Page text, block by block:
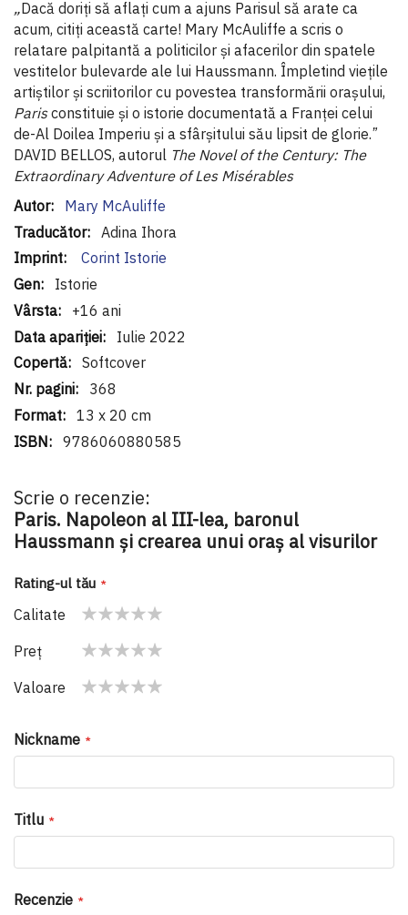
„Dacă doriți să aflați cum a ajuns Parisul să arate ca
acum, citiți această carte! Mary McAuliffe a scris o
relatare palpitantă a politicilor și afacerilor din spatele
vestitelor bulevarde ale lui Haussmann. Împletind viețile
artiștilor și scriitorilor cu povestea transformării orașului,
Parisconstituie și o istorie documentată a Franței celui
de-Al Doilea Imperiu și a sfârșitului său lipsit de glorie.ˮ
DAVID BELLOS, autorul The Novel of the Century: The
Extraordinary Adventure of Les Misérables
Informaţii
suplimentare
Mary McAuliffe
Adina Ihora
Corint Istorie
Istorie
+16 ani
Iulie 2022
Softcover
368
13 x 20 cm
9786060880585
Scrie o recenzie:
Paris. Napoleon al III-lea, baronul
Haussmann și crearea unui oraș al visurilor
Rating-ul tău
Calitate
star
stars
stars
stars
stars
Preţ
star
stars
stars
stars
stars
Valoare
Nickname
Titlu
Recenzie